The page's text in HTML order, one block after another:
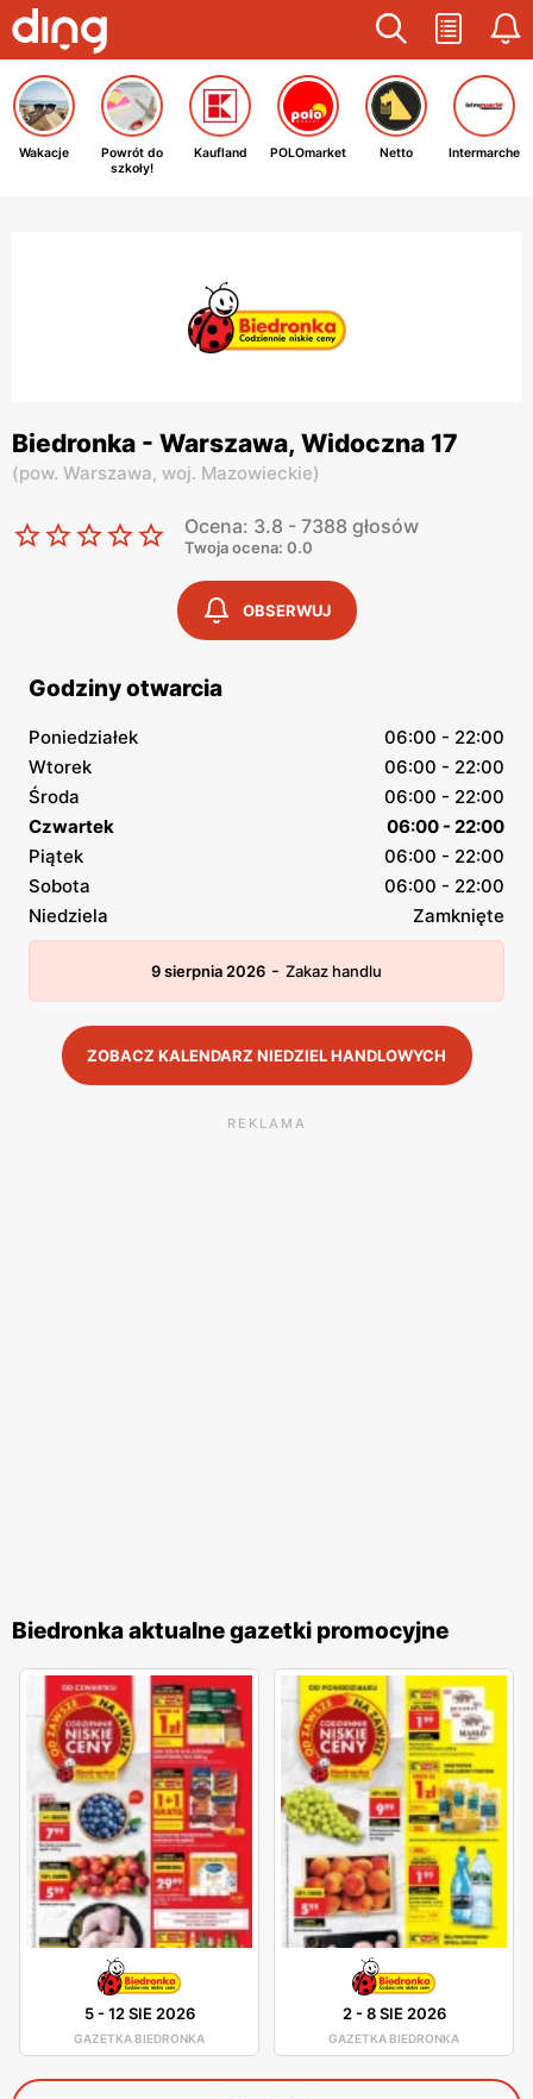
Wakacje
Powrót do
szkoły!
Kaufland POLOmarket Netto Intermarche
Biedronka - Warszawa, Widoczna 17
(pow. Warszawa, woj. Mazowieckie)
Ocena: 3.8 - 7388 głosów
Twoja ocena: 0.0
OBSERWUJ
Godziny otwarcia
Poniedziałek
06:00 - 22:00
Wtorek
06:00 - 22:00
Środa
06:00 - 22:00
Czwartek
06:00 - 22:00
Piątek
06:00 - 22:00
Sobota
06:00 - 22:00
Niedziela
Zamknięte
9 sierpnia 2026 - Zakaz handlu
ZOBACZ KALENDARZ NIEDZIEL HANDLOWYCH
REKLAMA
Biedronka aktualne gazetki promocyjne
5-12 SIE 2026
GAZETKA BIEDRONKA
2-8 SIE 2026
GAZETKA BIEDRONKA